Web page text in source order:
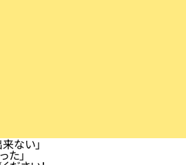
ない」
た」